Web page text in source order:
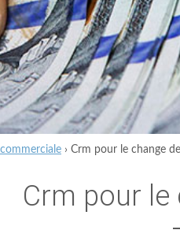
› Crm pour le change
Crm pour le